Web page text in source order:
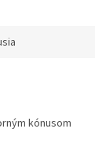
kónusom